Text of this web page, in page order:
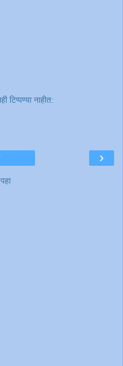
टिप्पण्‍या नाहीत:
›